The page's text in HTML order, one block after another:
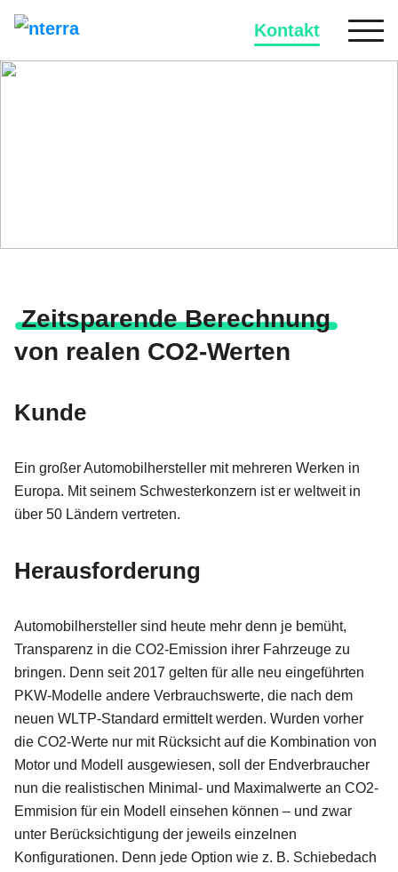
Kontakt
Zeitsparende Berechnung
von realen CO2-Werten
Kunde
Ein großer Automobilhersteller mit mehreren Werken in
Europa. Mit seinem Schwesterkonzern ist er weltweit in
über 50 Ländern vertreten.
Herausforderung
Automobilhersteller sind heute mehr denn je bemüht,
Transparenz in die CO2-Emission ihrer Fahrzeuge zu
bringen. Denn seit 2017 gelten für alle neu eingeführten
PKW-Modelle andere Verbrauchswerte, die nach dem
neuen WLTP-Standard ermittelt werden. Wurden vorher
die CO2-Werte nur mit Rücksicht auf die Kombination von
Motor und Modell ausgewiesen, soll der Endverbraucher
nun die realistischen Minimal- und Maximalwerte an CO2-
Emmision für ein Modell einsehen können – und zwar
unter Berücksichtigung der jeweils einzelnen
Konfigurationen. Denn jede Option wie z. B. Schiebedach